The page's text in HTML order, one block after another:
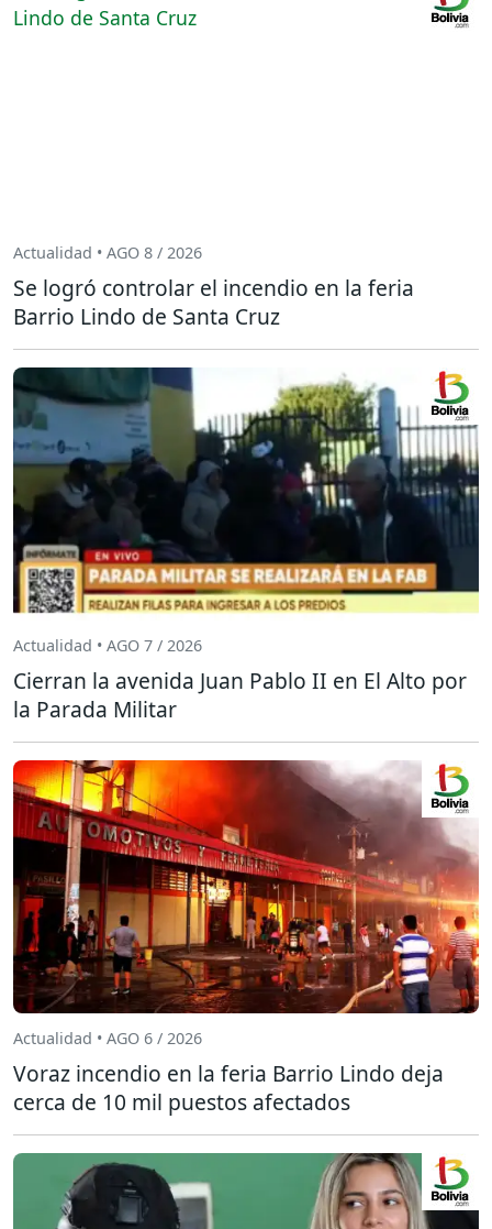
Actualidad • AGO 8 / 2026
Se logró controlar el incendio en la feria
Barrio Lindo de Santa Cruz
Actualidad • AGO 7 / 2026
Cierran la avenida Juan Pablo II en El Alto por
la Parada Militar
Actualidad • AGO 6 / 2026
Voraz incendio en la feria Barrio Lindo deja
cerca de 10 mil puestos afectados